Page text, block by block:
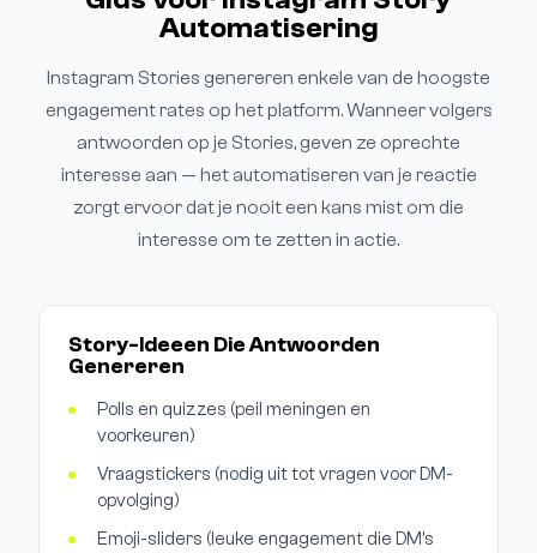
Automatisering
Instagram Stories genereren enkele van de hoogste
engagement rates op het platform. Wanneer volgers
antwoorden op je Stories, geven ze oprechte
interesse aan — het automatiseren van je reactie
zorgt ervoor dat je nooit een kans mist om die
interesse om te zetten in actie.
Story-Ideeen Die Antwoorden
Genereren
Polls en quizzes (peil meningen en
voorkeuren)
Vraagstickers (nodig uit tot vragen voor DM-
opvolging)
Emoji-sliders (leuke engagement die DM's